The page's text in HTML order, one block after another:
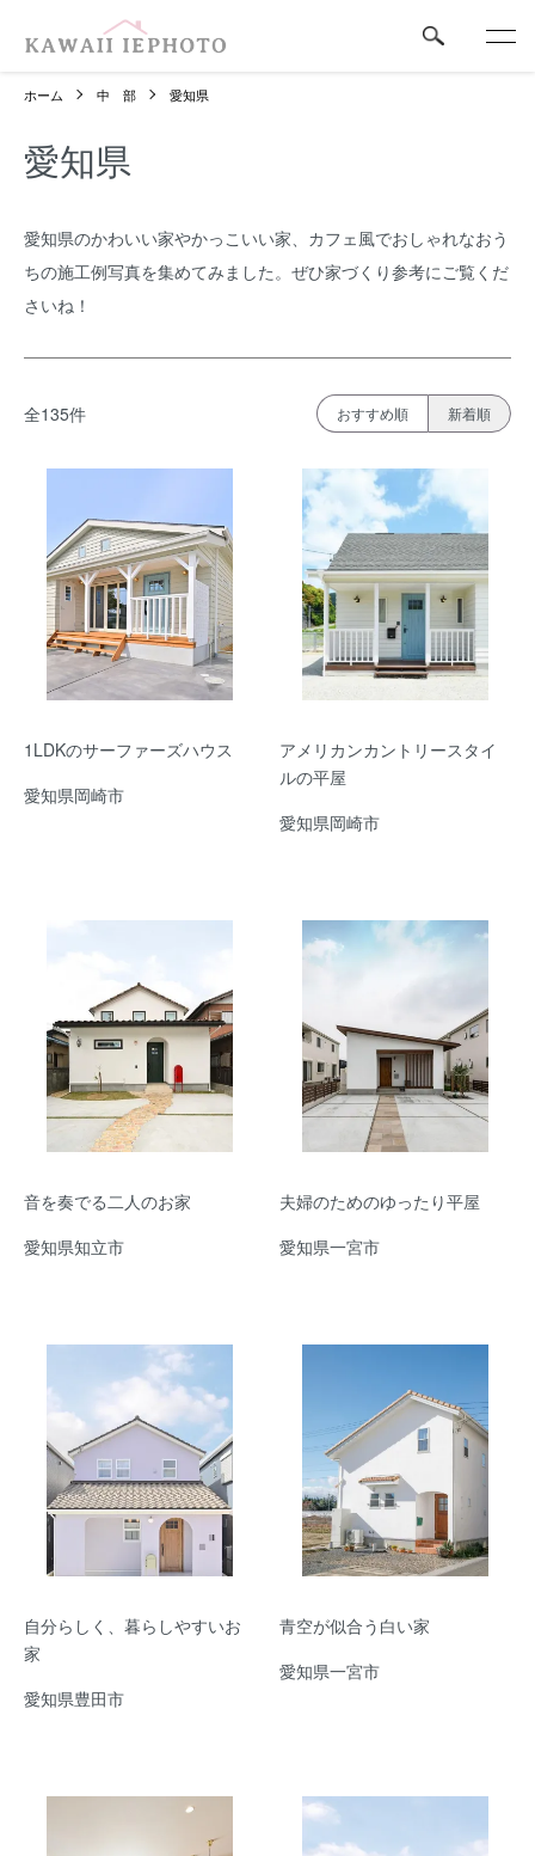
ホーム 中 部 愛知県
愛知県
愛知県のかわいい家やかっこいい家、カフェ風でおしゃれなおう
ちの施工例写真を集めてみました。ぜひ家づくり参考にご覧くだ
さいね！
全135件 おすすめ順 新着順
1LDKのサーファーズハウス
愛知県岡崎市
アメリカンカントリースタイ
ルの平屋
愛知県岡崎市
音を奏でる二人のお家
愛知県知立市
夫婦のためのゆったり平屋
愛知県一宮市
自分らしく、暮らしやすいお
家
愛知県豊田市
青空が似合う白い家
愛知県一宮市